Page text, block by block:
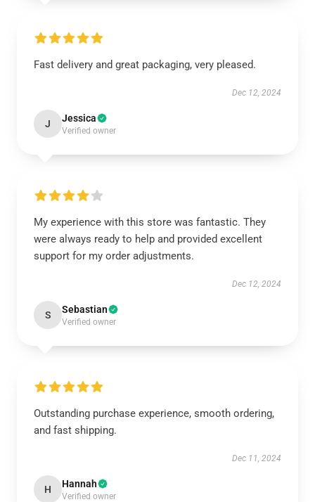
Fast delivery and great packaging, very pleased.
Dec 12, 2024
J Jessica
Verified owner
My experience with this store was fantastic. They
were always ready to help and provided excellent
support for my order adjustments.
Dec 12, 2024
S Sebastian
Verified owner
Outstanding purchase experience, smooth ordering,
and fast shipping.
Dec 11, 2024
H Hannah
Verified owner